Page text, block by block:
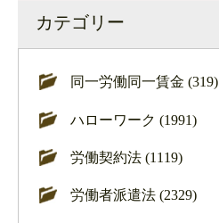
カテゴリー
同一労働同一賃金 (319)
ハローワーク (1991)
労働契約法 (1119)
労働者派遣法 (2329)